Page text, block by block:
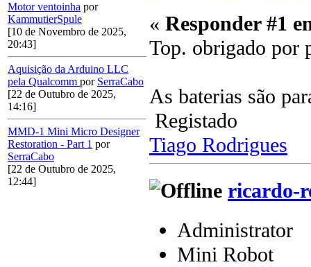
Motor ventoinha por
KammutierSpule
[10 de Novembro de 2025,
20:43]
Aquisição da Arduino LLC
pela Qualcomm por SerraCabo
[22 de Outubro de 2025,
14:16]
MMD-1 Mini Micro Designer
Restoration - Part 1 por
SerraCabo
[22 de Outubro de 2025,
12:44]
« Responder #1
Top. obrigado por
As baterias são
Registado
Tiago Rodrigues
ricardo-
Administrator
Mini Robot